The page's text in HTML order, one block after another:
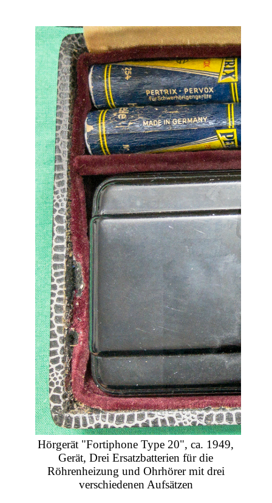
Hörgerät "Fortiphone Type 20", ca. 1949,
Gerät, Drei Ersatzbatterien für die
Röhrenheizung und Ohrhörer mit drei
verschiedenen Aufsätzen